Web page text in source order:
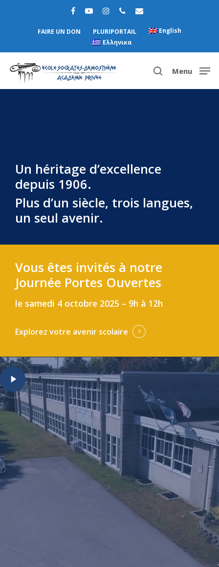
FAIRE UN DON PLURIPORTAIL
English
Ελληνικα
Menu
Un héritage d’excellence
depuis 1906.
Plus d’un siècle, trois langues,
un seul avenir.
Vous êtes invités à notre
Journée Portes Ouvertes
le samedi 4 octobre 2025 – 9h à 12h
Explorez votre avenir scolaire